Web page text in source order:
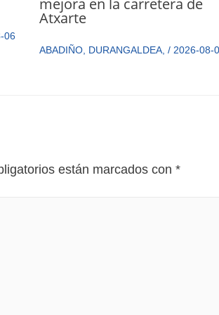
06
Atxarte
ABADIÑO, DURANGALDEA, / 2026-08-
están marcados con *